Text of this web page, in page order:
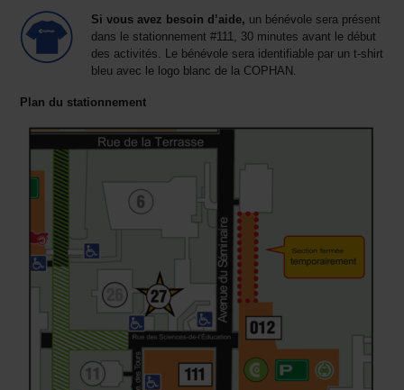
Si vous avez besoin d’aide, un bénévole sera présent
dans le stationnement #111, 30 minutes avant le début
des activités. Le bénévole sera identifiable par un t-shirt
bleu avec le logo blanc de la COPHAN.
Plan du stationnement